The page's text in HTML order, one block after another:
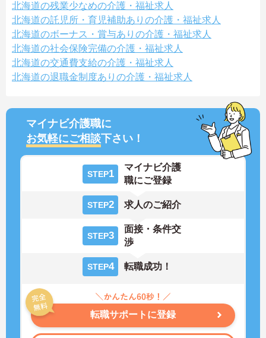
北海道の残業少なめの介護・福祉求人
北海道の託児所・育児補助ありの介護・福祉求人
北海道のボーナス・賞与ありの介護・福祉求人
北海道の社会保険完備の介護・福祉求人
北海道の交通費支給の介護・福祉求人
北海道の退職金制度ありの介護・福祉求人
マイナビ介護職に
お気軽にご相談下さい！
STEP1
マイナビ介護
職にご登録
STEP2 求人のご紹介
STEP3
面接・条件交
渉
STEP4 転職成功！
転職サポートに登録